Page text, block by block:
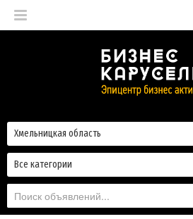
Все категории
Хмельницкая область